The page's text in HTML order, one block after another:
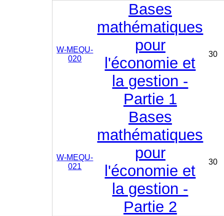
W-MEQU-
020
Bases
mathématiques
pour
l'économie et
la gestion -
Partie 1
30
W-MEQU-
021
Bases
mathématiques
pour
l'économie et
la gestion -
Partie 2
30